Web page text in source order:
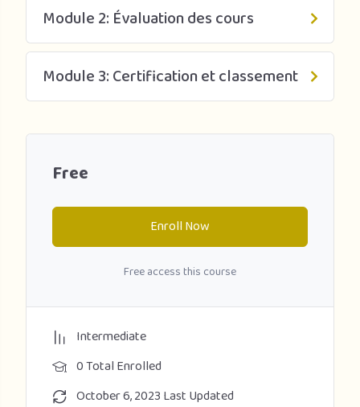
Module 2: Évaluation des cours
Module 3: Certification et classement
Free
Enroll Now
Free access this course
Intermediate
0 Total Enrolled
October 6, 2023 Last Updated